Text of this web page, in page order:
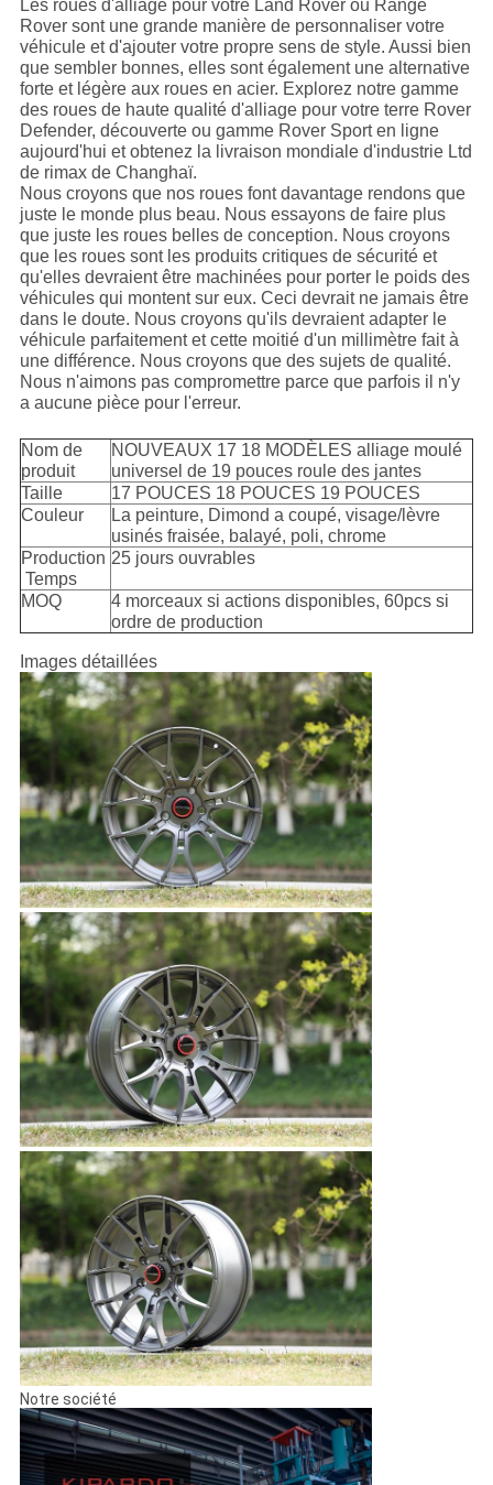
Les roues d'alliage pour votre Land Rover ou Range
Rover sont une grande manière de personnaliser votre
véhicule et d'ajouter votre propre sens de style. Aussi bien
que sembler bonnes, elles sont également une alternative
forte et légère aux roues en acier. Explorez notre gamme
des roues de haute qualité d'alliage pour votre terre Rover
Defender, découverte ou gamme Rover Sport en ligne
aujourd'hui et obtenez la livraison mondiale d'industrie Ltd
de rimax de Changhaï.
Nous croyons que nos roues font davantage rendons que
juste le monde plus beau. Nous essayons de faire plus
que juste les roues belles de conception. Nous croyons
que les roues sont les produits critiques de sécurité et
qu'elles devraient être machinées pour porter le poids des
véhicules qui montent sur eux. Ceci devrait ne jamais être
dans le doute. Nous croyons qu'ils devraient adapter le
véhicule parfaitement et cette moitié d'un millimètre fait à
une différence. Nous croyons que des sujets de qualité.
Nous n'aimons pas compromettre parce que parfois il n'y
a aucune pièce pour l'erreur.
Nom de
produit
NOUVEAUX 17 18 MODÈLES alliage moulé
universel de 19 pouces roule des jantes
Taille
17 POUCES 18 POUCES 19 POUCES
Couleur
La peinture, Dimond a coupé, visage/lèvre
usinés fraisée, balayé, poli, chrome
Production
Temps
25 jours ouvrables
MOQ
4 morceaux si actions disponibles, 60pcs si
ordre de production
Images détaillées
Notre société